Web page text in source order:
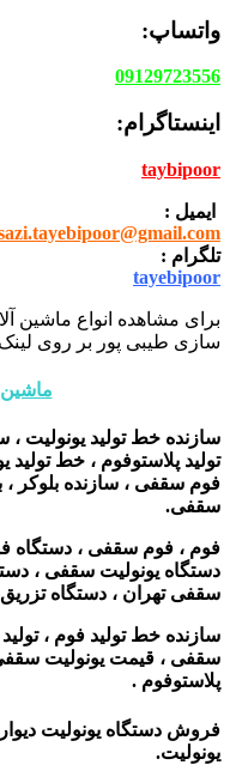
واتساپ:
09129723556
اینستاگرام:
taybipoor
ایمیل :
تلگرام :
tayebipoor
برای مشاهده انواع ماشین
سازی طیبی پور بر روی لینک
سازنده خط تولید یونولیت
تولید پلاستوفوم ، خط
فوم سقفی ، سازنده بلوکر ،
سقفی.
فوم ، فوم سقفی ، دستگاه
دستگاه یونولیت سقفی ،
سقفی تهران ، دستگاه تزریق
سازنده خط تولید فوم ، تولید
سقفی ، قیمت یونولیت سقفی
پلاستوفوم .
فروش دستگاه یونولیت
یونولیت.